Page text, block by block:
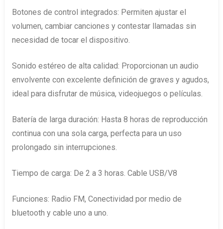
Botones de control integrados: Permiten ajustar el
volumen, cambiar canciones y contestar llamadas sin
necesidad de tocar el dispositivo.
Sonido estéreo de alta calidad: Proporcionan un audio
envolvente con excelente definición de graves y agudos,
ideal para disfrutar de música, videojuegos o películas.
Batería de larga duración: Hasta 8 horas de reproducción
continua con una sola carga, perfecta para un uso
prolongado sin interrupciones.
Tiempo de carga: De 2 a 3 horas. Cable USB/V8
Funciones: Radio FM, Conectividad por medio de
bluetooth y cable uno a uno.